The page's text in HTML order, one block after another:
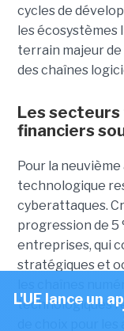
cycles de
les
terrain majeur
des chaînes
Les
financiers
Pour la
technologique
cyberattaques.
progression de 5
entreprises, qui
stratégiques et
les chaînes
technologiques
de choix pour
L'UE lance un